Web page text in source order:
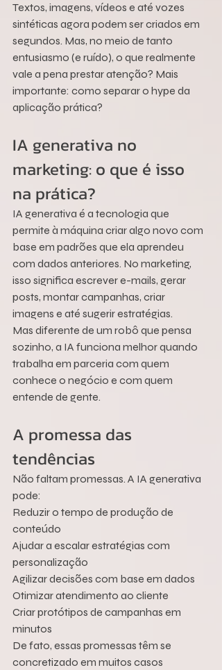
Textos, imagens, vídeos e até vozes
sintéticas agora podem ser criados em
segundos. Mas, no meio de tanto
entusiasmo (e ruído), o que realmente
vale a pena prestar atenção? Mais
importante: como separar o hype da
aplicação prática?
IA generativa no
marketing: o que é isso
na prática?
IA generativa é a tecnologia que
permite à máquina criar algo novo com
base em padrões que ela aprendeu
com dados anteriores. No marketing,
isso significa escrever e-mails, gerar
posts, montar campanhas, criar
imagens e até sugerir estratégias.
Mas diferente de um robô que pensa
sozinho, a IA funciona melhor quando
trabalha em parceria com quem
conhece o negócio e com quem
entende de gente.
A promessa das
tendências
Não faltam promessas. A IA generativa
pode:
Reduzir o tempo de produção de
conteúdo
Ajudar a escalar estratégias com
personalização
Agilizar decisões com base em dados
Otimizar atendimento ao cliente
Criar protótipos de campanhas em
minutos
De fato, essas promessas têm se
concretizado em muitos casos